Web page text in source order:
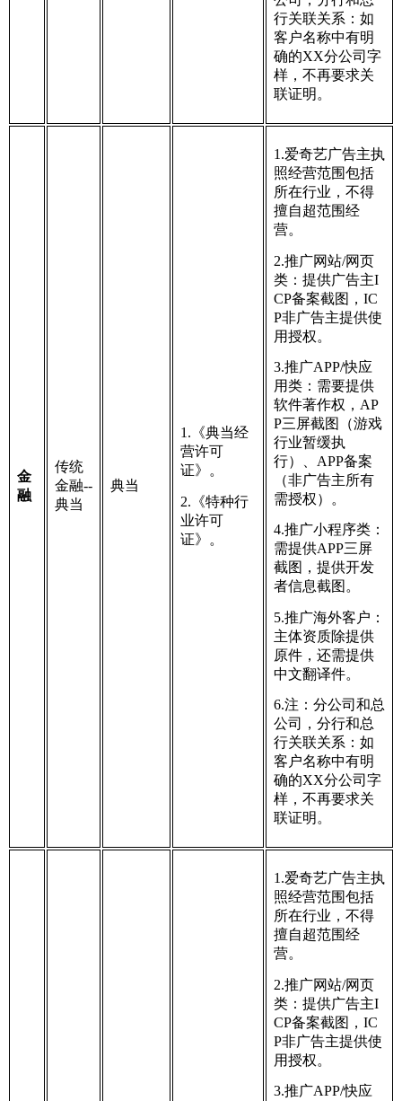
行关联关系：如
客户名称中有明
确的XX分公司字
样，不再要求关
联证明。
金
融
传统
金融--
典当
典当
1.《典当经
营许可
证》。
2.《特种行
业许可
证》。
1.爱奇艺广告主执
照经营范围包括
所在行业，不得
擅自超范围经
营。
2.推广网站/网页
类：提供广告主I
CP备案截图，IC
P非广告主提供使
用授权。
3.推广APP/快应
用类：需要提供
软件著作权，AP
P三屏截图（游戏
行业暂缓执
行）、APP备案
（非广告主所有
需授权）。
4.推广小程序类：
需提供APP三屏
截图，提供开发
者信息截图。
5.推广海外客户：
主体资质除提供
原件，还需提供
中文翻译件。
6.注：分公司和总
公司，分行和总
行关联关系：如
客户名称中有明
确的XX分公司字
样，不再要求关
联证明。
1.爱奇艺广告主执
照经营范围包括
所在行业，不得
擅自超范围经
营。
2.推广网站/网页
类：提供广告主I
CP备案截图，IC
P非广告主提供使
用授权。
3.推广APP/快应